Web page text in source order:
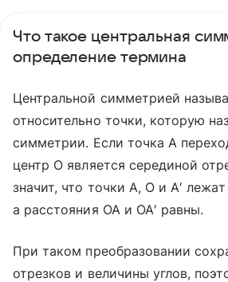
Что такое центральная
определение термина
Центральной симметрией
относительно точки, которую
симметрии. Если точка A
центр O является серединой
значит, что точки A, O и A′
а расстояния OA и OA′ равны.
При таком преобразовании
отрезков и величины углов,